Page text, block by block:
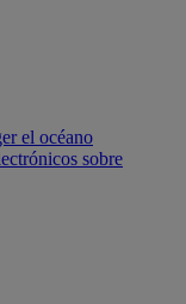
el océano
sobre